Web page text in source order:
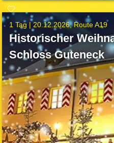
1 Tag |20.12.2026 Route A19
Historischer
Schloss Guteneck